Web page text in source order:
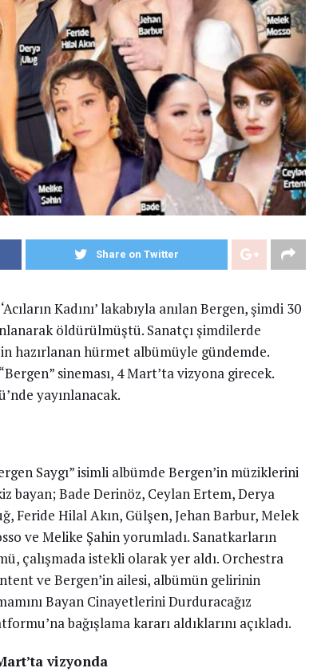
Share on Twitter
Kadını’ lakabıyla anılan Bergen, şimdi 30
öldürülmüştü. Sanatçı şimdilerde
hazırlanan hürmet albümüyle gündemde.
sineması, 4 Mart’ta vizyona girecek.
yayınlanacak.
Saygı” isimli albümde Bergen’in müziklerini
bayan; Bade Derinöz, Ceylan Ertem, Derya
Feride Hilal Akın, Gülşen, Jehan Barbur, Melek
ve Melike Şahin yorumladı. Sanatkarların
çalışmada istekli olarak yer aldı. Orchestra
ve Bergen’in ailesi, albümün gelirinin
Bayan Cinayetlerini Durduracağız
bağışlama kararı aldıklarını açıkladı.
vizyonda